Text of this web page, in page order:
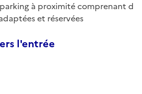
à proximité comprenant d
et réservées
l'entrée